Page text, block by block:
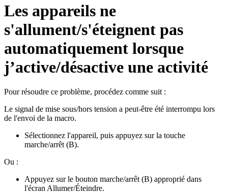
Les appareils ne
s'allument/s'éteignent pas
automatiquement lorsque
j’active/désactive une activité
Pour résoudre ce problème, procédez comme suit :
Le signal de mise sous/hors tension a peut-être été interrompu lors
de l'envoi de la macro.
Sélectionnez l'appareil, puis appuyez sur la touche
marche/arrêt (B).
Ou :
Appuyez sur le bouton marche/arrêt (B) approprié dans
l'écran Allumer/Éteindre.